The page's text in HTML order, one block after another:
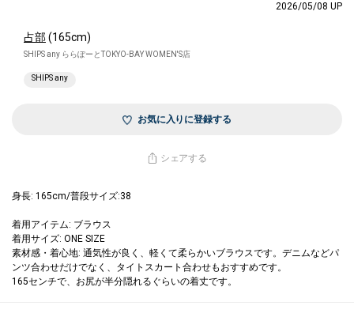
2026/05/08 UP
占部(165cm)
SHIPS any ららぽーとTOKYO-BAY WOMEN'S店
SHIPS any
お気に入りに登録する
シェアする
身長: 165cm/普段サイズ:38
着用アイテム: ブラウス
着用サイズ: ONE SIZE
素材感・着心地: 通気性が良く、軽くて柔らかいブラウスです。デニムなどパ
ンツ合わせだけでなく、タイトスカート合わせもおすすめです。
165センチで、お尻が半分隠れるぐらいの着丈です。